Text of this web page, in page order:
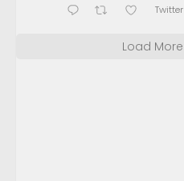
Twitter
Load More